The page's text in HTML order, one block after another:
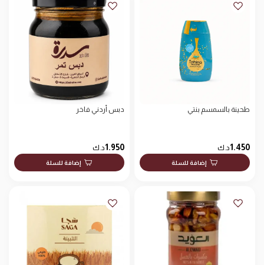
طحينة بالسمسم بنتي
1.450د.ك
إضافة للسلة
دبس أردني فاخر
1.950د.ك
إضافة للسلة